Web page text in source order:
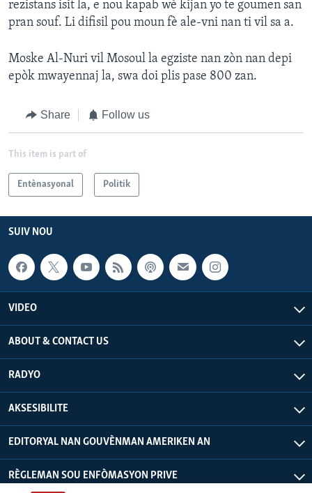
rezistans isit la, e nou kapab wè kijan yo te goumen san
pran souf. Li difisil pou moun fè ale-vni nan ti vil sa a.
Moske Al-Nuri vil Mosoul la egziste nan zòn nan depi
epòk mwayennaj la, swa doi plis pase 800 zan.
Share Follow us
This item is part of
Entènasyonal Politik
SUIV NOU
VIDEO
ABOUT & CONTACT US
RADYO
AKSESIBILITE
EDITORYAL NAN GOUVÈNMAN AMERIKEN AN
RÈGLEMAN SOU ENFÒMASYON PRIVE